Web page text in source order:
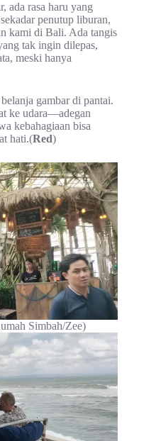
ada rasa haru yang
penutup liburan,
kami di Bali. Ada tangis
tak ingin dilepas,
meski hanya
gambar di pantai.
ke udara—adegan
kebahagiaan bisa
hati.(Red)
Simbah/Zee)